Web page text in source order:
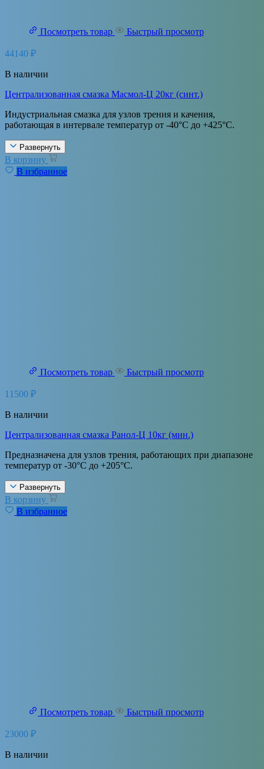
Посмотреть товар Быстрый просмотр
44140 ₽
В наличии
Централизованная смазка Масмол-Ц 20кг (синт.)
Индустриальная смазка для узлов трения и качения,
работающая в интервале температур от -40°С до +425°С.
Развернуть
В корзину
В избранное
Посмотреть товар Быстрый просмотр
11500 ₽
В наличии
Централизованная смазка Ранол-Ц 10кг (мин.)
Предназначена для узлов трения, работающих при диапазоне
температур от -30°С до +205°С.
Развернуть
В корзину
В избранное
Посмотреть товар Быстрый просмотр
23000 ₽
В наличии